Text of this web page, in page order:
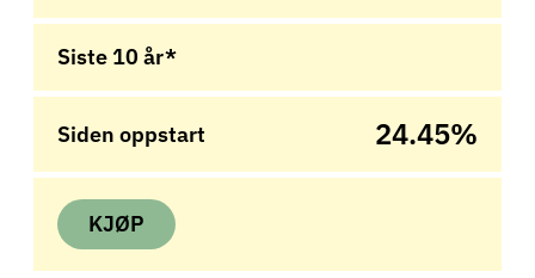
Siste 10 år*
Siden oppstart 24.45%
KJØP